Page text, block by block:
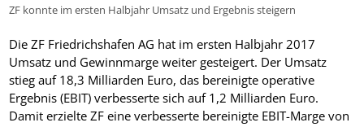
ZF konnte im ersten Halbjahr Umsatz und Ergebnis steigern
Die ZF Friedrichshafen AG hat im ersten Halbjahr 2017
Umsatz und Gewinnmarge weiter gesteigert. Der Umsatz
stieg auf 18,3 Milliarden Euro, das bereinigte operative
Ergebnis (EBIT) verbesserte sich auf 1,2 Milliarden Euro.
Damit erzielte ZF eine verbesserte bereinigte EBIT-Marge von